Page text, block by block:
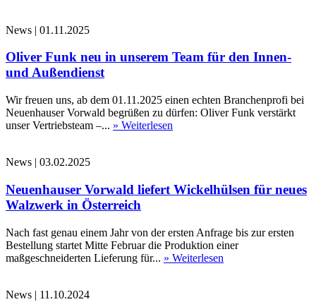
News | 01.11.2025
Oliver Funk neu in unserem Team für den Innen-
und Außendienst
Wir freuen uns, ab dem 01.11.2025 einen echten Branchenprofi bei
Neuenhauser Vorwald begrüßen zu dürfen: Oliver Funk verstärkt
unser Vertriebsteam –... » Weiterlesen
News | 03.02.2025
Neuenhauser Vorwald liefert Wickelhülsen für neues
Walzwerk in Österreich
Nach fast genau einem Jahr von der ersten Anfrage bis zur ersten
Bestellung startet Mitte Februar die Produktion einer
maßgeschneiderten Lieferung für... » Weiterlesen
News | 11.10.2024